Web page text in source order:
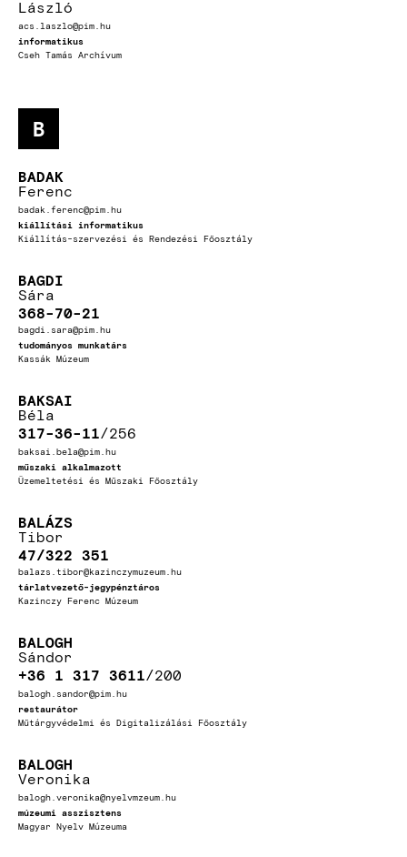
László
acs.laszlo@pim.hu
informatikus
Cseh Tamás Archívum
B
BADAK
Ferenc
badak.ferenc@pim.hu
kiállítási informatikus
Kiállítás-szervezési és Rendezési Főosztály
BAGDI
Sára
368-70-21
bagdi.sara@pim.hu
tudományos munkatárs
Kassák Múzeum
BAKSAI
Béla
317-36-11 256
baksai.bela@pim.hu
műszaki alkalmazott
Üzemeltetési és Műszaki Főosztály
BALÁZS
Tibor
47/322 351
balazs.tibor@kazinczymuzeum.hu
tárlatvezető-jegypénztáros
Kazinczy Ferenc Múzeum
BALOGH
Sándor
+36 1 317 3611 200
balogh.sandor@pim.hu
restaurátor
Műtárgyvédelmi és Digitalizálási Főosztály
BALOGH
Veronika
balogh.veronika@nyelvmzeum.hu
múzeumi asszisztens
Magyar Nyelv Múzeuma